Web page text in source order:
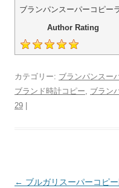
ブランパンスーパーコピー
Author Rating
カテゴリー: ブランパンスー
ブランド時計コピー, ブラン
29
投
← ブルガリスーパーコピ